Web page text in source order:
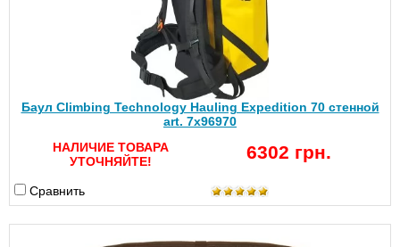
Баул Climbing Technology Hauling Expedition 70 стенной
art. 7x96970
НАЛИЧИЕ ТОВАРА
УТОЧНЯЙТЕ!
6302 грн.
Сравнить